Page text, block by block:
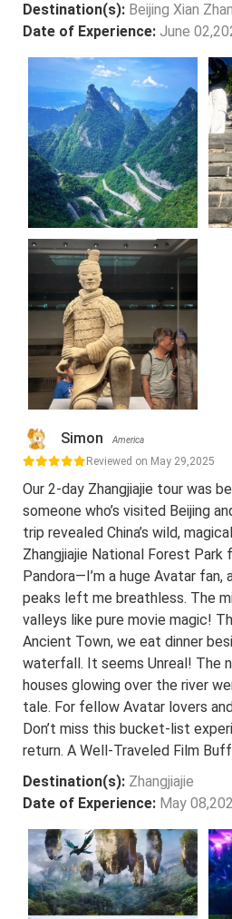
Destination(s): Beijing Xian
Date of Experience: June
Simon America
Reviewed on May 29,2025
Our 2-day Zhangjiajie tour was
someone who’s visited Beijing
trip revealed China’s wild,
Zhangjiajie National Forest
Pandora—I’m a huge Avatar fan,
peaks left me breathless. The
valleys like pure movie magic!
Ancient Town, we eat dinner
waterfall. It seems Unreal! The
houses glowing over the river
tale. For fellow Avatar lovers
Don’t miss this bucket-list
return. A Well-Traveled Film
Destination(s): Zhangjiajie
Date of Experience: May